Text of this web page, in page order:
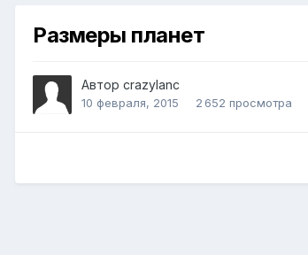
Размеры планет
Автор crazylanc
10 февраля, 2015 2 652 просмотра